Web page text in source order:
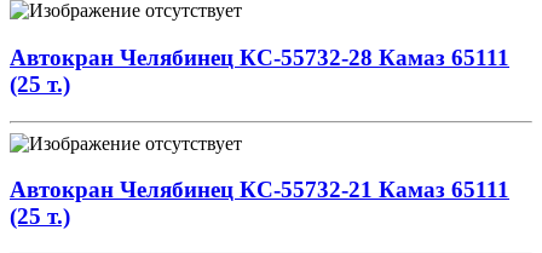
Автокран Челябинец КС-55732-28 Камаз 65111
(25 т.)
Автокран Челябинец КС-55732-21 Камаз 65111
(25 т.)